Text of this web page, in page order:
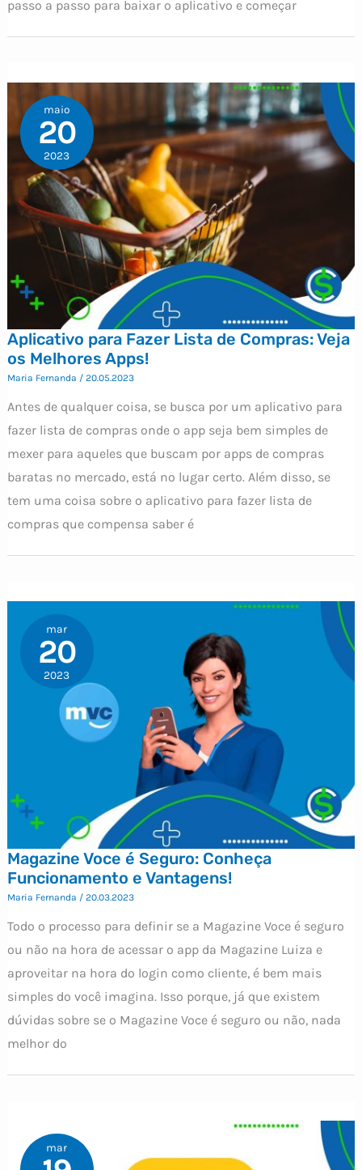
passo a passo para baixar o aplicativo e começar
maio
20
2023
Aplicativo para Fazer Lista de Compras: Veja
os Melhores Apps!
Maria Fernanda / 20.05.2023
Antes de qualquer coisa, se busca por um aplicativo para
fazer lista de compras onde o app seja bem simples de
mexer para aqueles que buscam por apps de compras
baratas no mercado, está no lugar certo. Além disso, se
tem uma coisa sobre o aplicativo para fazer lista de
compras que compensa saber é
mar
20
2023
Magazine Voce é Seguro: Conheça
Funcionamento e Vantagens!
Maria Fernanda / 20.03.2023
Todo o processo para definir se a Magazine Voce é seguro
ou não na hora de acessar o app da Magazine Luiza e
aproveitar na hora do login como cliente, é bem mais
simples do você imagina. Isso porque, já que existem
dúvidas sobre se o Magazine Voce é seguro ou não, nada
melhor do
mar